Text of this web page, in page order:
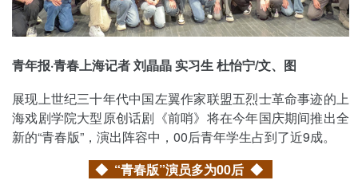
青年报·青春上海记者 刘晶晶 实习生 杜怡宁/文、图
展现上世纪三十年代中国左翼作家联盟五烈士革命事迹的上
海戏剧学院大型原创话剧《前哨》将在今年国庆期间推出全
新的“青春版”，演出阵容中，00后青年学生占到了近9成。
◆ “青春版”演员多为00后 ◆